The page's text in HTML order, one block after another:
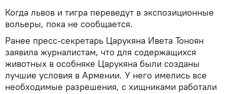
Когда львов и тигра переведут в экспозиционные
вольеры, пока не сообщается.
Ранее пресс-секретарь Царукяна Ивета Тоноян
заявила журналистам, что для содержащихся
животных в особняке Царукяна были созданы
лучшие условия в Армении. У него имелись все
необходимые разрешения, с хищниками работали